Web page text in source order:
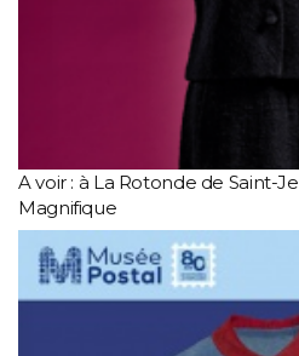
A voir : à La Rotonde de Saint-
Magnifique